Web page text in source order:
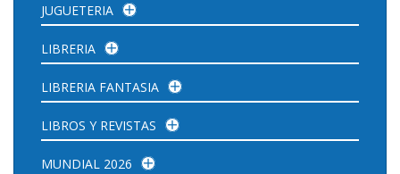
JUGUETERIA
LIBRERIA
LIBRERIA FANTASIA
LIBROS Y REVISTAS
MUNDIAL 2026